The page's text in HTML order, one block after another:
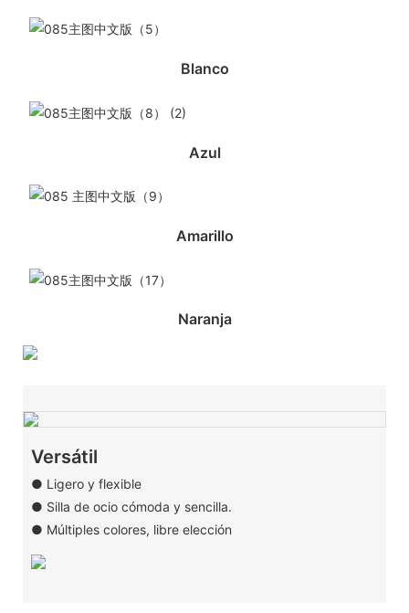
Blanco
Azul
Amarillo
Naranja
Versátil
● Ligero y flexible
● Silla de ocio cómoda y sencilla.
● Múltiples colores, libre elección